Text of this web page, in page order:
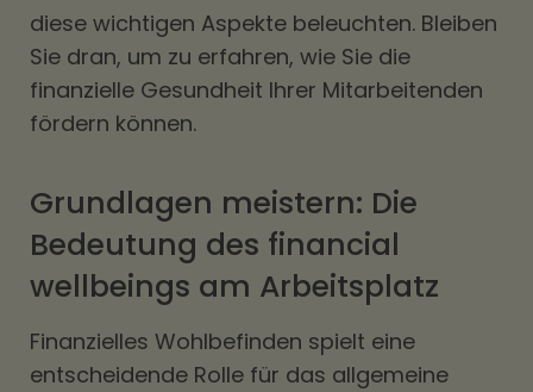
diese wichtigen Aspekte beleuchten. Bleiben
Sie dran, um zu erfahren, wie Sie die
finanzielle Gesundheit Ihrer Mitarbeitenden
fördern können.
Grundlagen meistern: Die
Bedeutung des financial
wellbeings am Arbeitsplatz
Finanzielles Wohlbefinden spielt eine
entscheidende Rolle für das allgemeine